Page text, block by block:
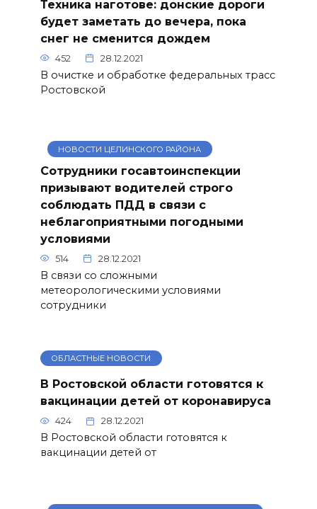
Техника наготове: донские дороги
будет заметать до вечера, пока
снег не сменится дождем
452 28.12.2021
В очистке и обработке федеральных трасс
Ростовской
НОВОСТИ ЦЕЛИНСКОГО РАЙОНА
Сотрудники госавтоинспекции
призывают водителей строго
соблюдать ПДД в связи с
неблагоприятными погодными
условиями
514 28.12.2021
В связи со сложными
метеорологическими условиями
сотрудники
ОБЛАСТНЫЕ НОВОСТИ
В Ростовской области готовятся к
вакцинации детей от коронавируса
424 28.12.2021
В Ростовской области готовятся к
вакцинации детей от